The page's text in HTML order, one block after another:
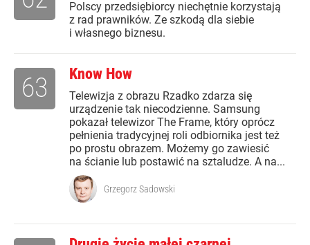
Polscy przedsiębiorcy niechętnie korzystają
z rad prawników. Ze szkodą dla siebie
i własnego biznesu.
Know How
Telewizja z obrazu Rzadko zdarza się
urządzenie tak niecodzienne. Samsung
pokazał telewizor The Frame, który oprócz
pełnienia tradycyjnej roli odbiornika jest też
po prostu obrazem. Możemy go zawiesić
na ścianie lub postawić na sztaludze. A na...
63
Grzegorz Sadowski